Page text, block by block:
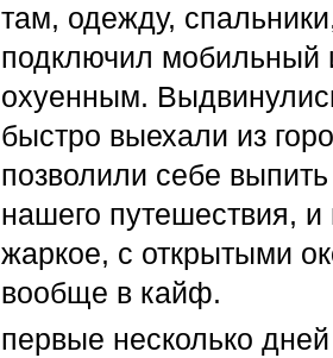
там, одежду,
подключил мобильный
охуенным.
быстро выехали из
позволили себе
нашего путешествия,
жаркое, с открытыми
вообще в кайф.
первые несколько